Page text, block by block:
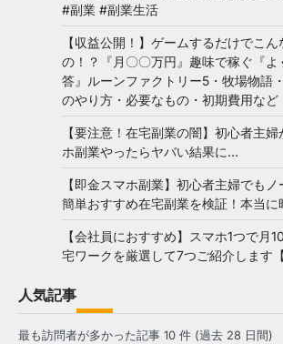
#副業 #副業生活
【収益公開！】ゲームするだけでこ
の！？『月〇〇万円』趣味で稼ぐ『よ
答』ルーンファクトリー5・牧場物語
のやり方・必要なもの・初期費用など
【要注意！在宅副業の闇】初心者主
ホ副業やったらヤバい結果に…
【即金スマホ副業】初心者主婦でも
簡単おすすめ在宅副業を検証！本当に
【会社員におすすめ】スマホ1つで月
宅ワークを厳選して7つご紹介します【
人気記事
最も訪問者が多かった記事 10 件 (過去 28 日間)